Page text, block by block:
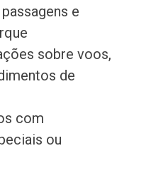
e
sobre voos,
de
com
ou